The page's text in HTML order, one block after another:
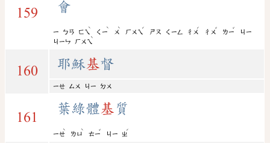
159
會
ㄧ ㄅㄢ ㄈㄟ
ˋ
ㄑㄧ
ˋ
ㄨ
ˋ
ㄏㄨㄟ
ˊ
ㄕㄡ ㄑㄧㄥ ㄔㄨ
ˊ
ㄔㄨ
ˇ
ㄌㄧ
ˇ
ㄐㄧ
ㄐㄧㄣ
ㄏㄨㄟ
ˋ
160 耶穌基督
ㄧㄝ ㄙㄨ ㄐㄧ ㄉㄨ
161
葉綠體 基 質
ㄧㄝ
ˋ
ㄌㄩ
ˋ
ㄊㄧ
ˇ
ㄐㄧ ㄓ
ˊ